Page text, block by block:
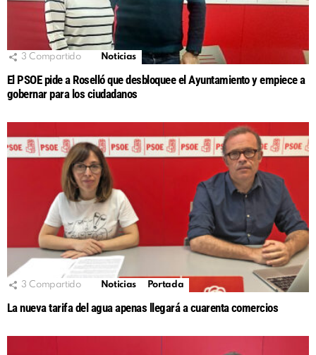
3 Compartido Noticias
El PSOE pide a Roselló que desbloquee el Ayuntamiento y empiece a
gobernar para los ciudadanos
3 Compartido Noticias Portada
La nueva tarifa del agua apenas llegará a cuarenta comercios